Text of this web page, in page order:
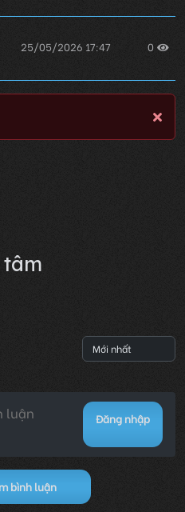
25/05/2026 17:47 0
tâm
Đăng nhập
bình luận